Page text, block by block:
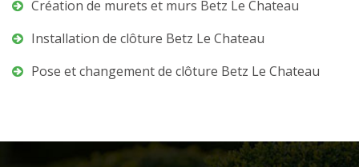
Création de murets et murs Betz Le Chateau
Installation de clôture Betz Le Chateau
Pose et changement de clôture Betz Le Chateau